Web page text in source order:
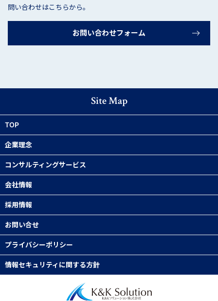
問い合わせはこちらから。
お問い合わせフォーム
Site Map
TOP
企業理念
代表メッセージ
コンサルティングサービス
業務改善
人材
会社情報
当社の強み
会社沿革
採用情報
求める人像
キャリアステップ
お問い合せ
プライバシーポリシー
情報セキュリティに関する方針